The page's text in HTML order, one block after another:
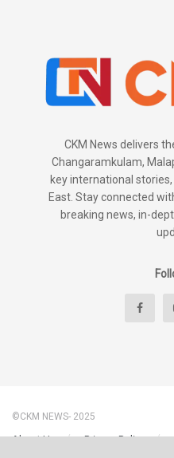
CKM News delivers
Changaramkulam,
key international
East. Stay connected
breaking news, in-
©CKM NEWS- 2025
About Us
Privacy Policy